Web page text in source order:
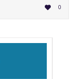
 LOVE
IT0